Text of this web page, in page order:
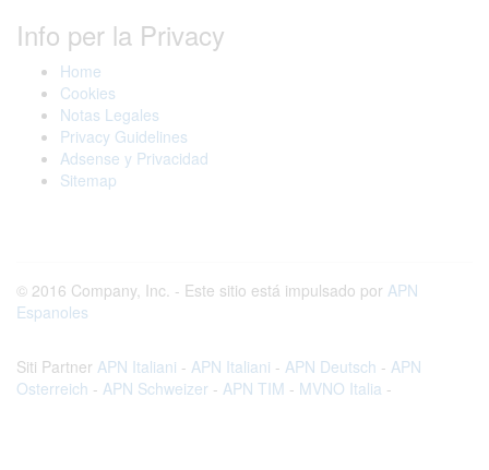
Info per la Privacy
Home
Cookies
Notas Legales
Privacy Guidelines
Adsense y Privacidad
Sitemap
© 2016 Company, Inc. - Este sitio está impulsado por APN
Espanoles
Siti Partner APN Italiani - APN Italiani - APN Deutsch - APN
Osterreich - APN Schweizer - APN TIM - MVNO Italia -